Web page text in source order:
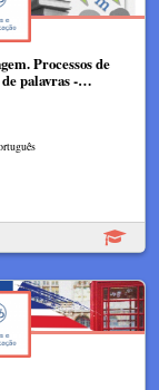
Processos de
palavras -…